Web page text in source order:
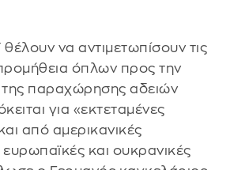
να αντιμετωπίσουν τις
όπλων προς την
παραχώρησης αδειών
για «εκτεταμένες
από αμερικανικές
ευρωπαϊκές και ουκρανικές